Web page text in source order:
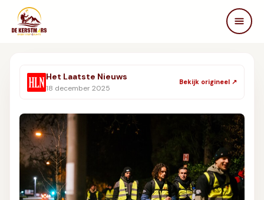
Over ons
Beleving
STEUN ONS
Partners
Samenwerken
In de media
Het Laatste Nieuws
18 december 2025
Bekijk origineel ↗